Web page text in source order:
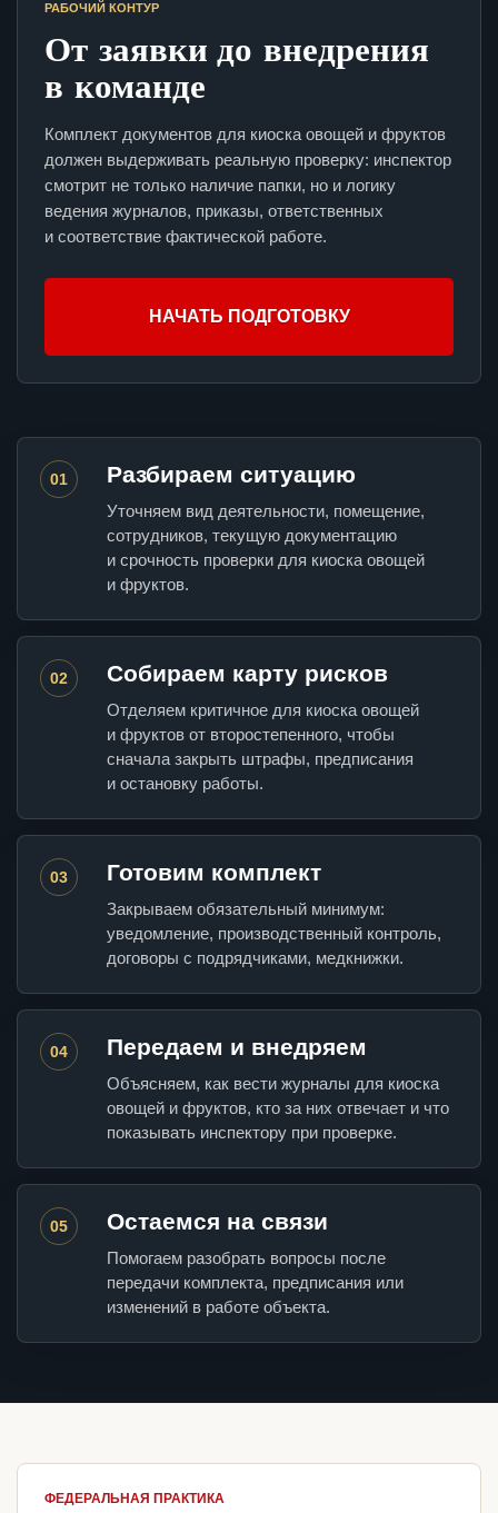
РАБОЧИЙ КОНТУР
От заявки до внедрения
в команде
Комплект документов для киоска овощей и фруктов
должен выдерживать реальную проверку: инспектор
смотрит не только наличие папки, но и логику
ведения журналов, приказы, ответственных
и соответствие фактической работе.
НАЧАТЬ ПОДГОТОВКУ
01 Разбираем ситуацию
Уточняем вид деятельности, помещение,
сотрудников, текущую документацию
и срочность проверки для киоска овощей
и фруктов.
02 Собираем карту рисков
Отделяем критичное для киоска овощей
и фруктов от второстепенного, чтобы
сначала закрыть штрафы, предписания
и остановку работы.
03 Готовим комплект
Закрываем обязательный минимум:
уведомление, производственный контроль,
договоры с подрядчиками, медкнижки.
04 Передаем и внедряем
Объясняем, как вести журналы для киоска
овощей и фруктов, кто за них отвечает и что
показывать инспектору при проверке.
05 Остаемся на связи
Помогаем разобрать вопросы после
передачи комплекта, предписания или
изменений в работе объекта.
ФЕДЕРАЛЬНАЯ ПРАКТИКА